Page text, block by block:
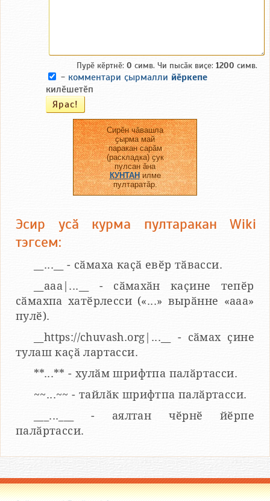
Пурӗ кӗртнӗ: 0 симв. Чи пысӑк виҫе: 1200 симв.
- комментари ҫырмалли йӗркепе
килӗшетӗп
Сирӗн чӑвашла
ҫырма май
паракан сарӑм
(раскладка) ҫук
пулсан ӑна
КУНТАНилме
пултаратӑр.
Эсир усӑ курма пултаракан Wiki
тэгсем:
__...__ - сӑмаха каҫӑ евӗр тӑвасси.
__aaa|...__ - сӑмахӑн каҫине тепӗр
сӑмахпа хатӗрлесси («...» вырӑнне «ааа»
пулӗ).
__https://chuvash.org|...__ - сӑмах ҫине
тулаш каҫӑ лартасси.
**...** - хулӑм шрифтпа палӑртасси.
~~...~~ - тайлӑк шрифтпа палӑртасси.
___...___ - аялтан чӗрнӗ йӗрпе
палӑртасси.